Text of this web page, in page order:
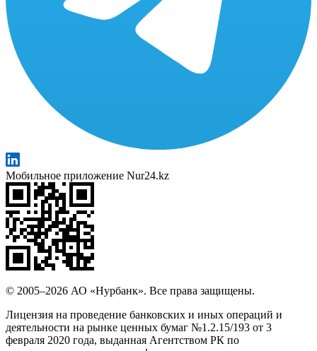
Мобильное приложение Nur24.kz
© 2005–2026 АО «Нурбанк». Все права защищены.
Лицензия на проведение банковских и иных операций и
деятельности на рынке ценных бумаг №1.2.15/193 от 3
февраля 2020 года, выданная Агентством РК по